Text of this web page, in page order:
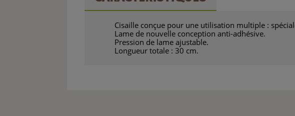
Cisaille conçue pour une utilisation multiple :
Lame de nouvelle conception anti-adhésive.
Pression de lame ajustable.
Longueur totale : 30 cm.